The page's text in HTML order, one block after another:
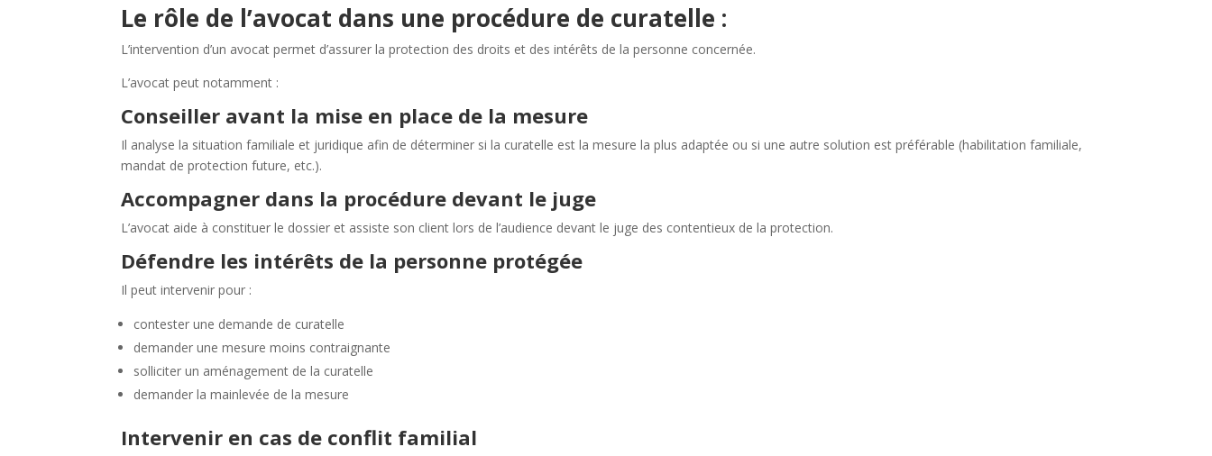
Le rôle de l’avocat dans une procédure de curatelle :
L’intervention d’un avocat permet d’assurer la protection des droits et des intérêts de la personne concernée.
L’avocat peut notamment :
Conseiller avant la mise en place de la mesure
Il analyse la situation familiale et juridique afin de déterminer si la curatelle est la mesure la plus adaptée ou si une autre solution est préférable (habilitation familiale,
mandat de protection future, etc.).
Accompagner dans la procédure devant le juge
L’avocat aide à constituer le dossier et assiste son client lors de l’audience devant le juge des contentieux de la protection.
Défendre les intérêts de la personne protégée
Il peut intervenir pour :
contester une demande de curatelle
demander une mesure moins contraignante
solliciter un aménagement de la curatelle
demander la mainlevée de la mesure
Intervenir en cas de conflit familial